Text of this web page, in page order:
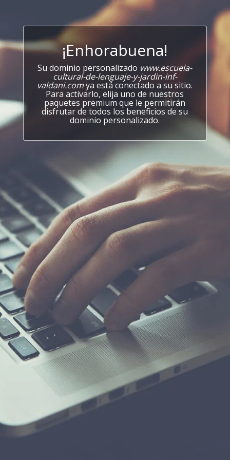
¡Enhorabuena!
Su dominio personalizado www.escuela-
cultural-de-lenguaje-y-jardin-inf-
valdani.comya está conectado a su sitio.
Para activarlo, elija uno de nuestros
paquetes premium que le permitirán
disfrutar de todos los beneficios de su
dominio personalizado.